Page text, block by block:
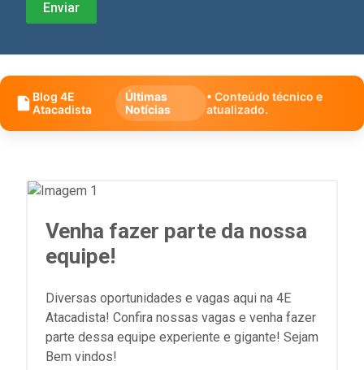
Blog 4E
Atacadista
Últimas
Notícias
• Conteúdo técnico e
atualizado.
Venha fazer parte da nossa
equipe!
Diversas oportunidades e vagas aqui na 4E
Atacadista! Confira nossas vagas e venha fazer
parte dessa equipe experiente e gigante! Sejam
Bem vindos!